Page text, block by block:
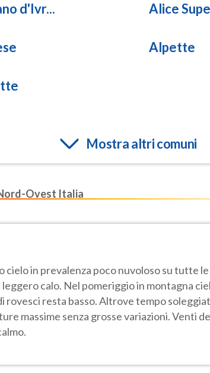
d'Ivr... Alice
Alpette
Mostra altri comuni
Ovest Italia
cielo in prevalenza poco nuvoloso su tutte
leggero calo. Nel pomeriggio in montagna
rovesci resta basso. Altrove tempo
massime senza grosse variazioni. Venti